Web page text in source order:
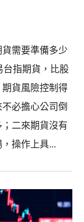
需要準備多少
台指期貨，比股
貨風險控制得
必擔心公司倒
二來期貨沒有
操作上具...